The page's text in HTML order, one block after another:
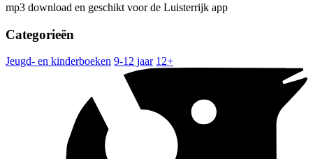
mp3 download en geschikt voor de Luisterrijk app
Categorieën
Jeugd- en kinderboeken 9-12 jaar 12+